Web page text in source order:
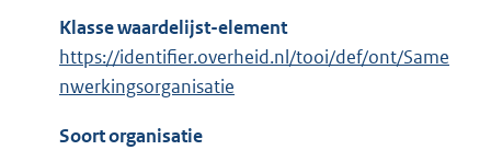
Klasse waardelijst-element
https://identifier.overheid.nl/tooi/def/ont/Same
nwerkingsorganisatie
Soort organisatie